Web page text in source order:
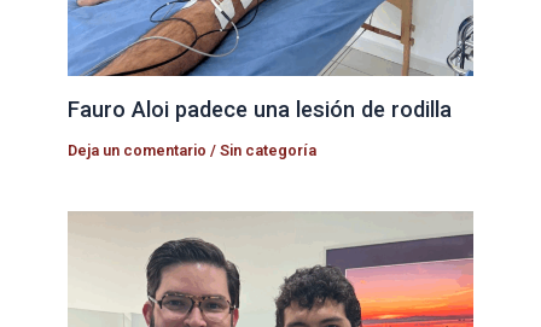
Fauro Aloi padece una lesión de rodilla
Deja un comentario /Sin categoría